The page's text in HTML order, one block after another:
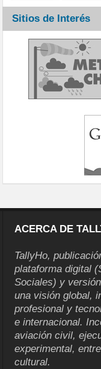
Sitios de Interés
ACERCA DE
TallyHo,
plataforma digital
Sociales) y
una visión global,
profesional y
e internacional.
aviación civil,
experimental,
cultural.